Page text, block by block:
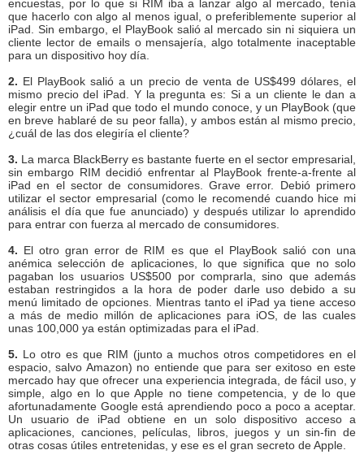
encuestas, por lo que si RIM iba a lanzar algo al mercado, tenía
que hacerlo con algo al menos igual, o preferiblemente superior al
iPad. Sin embargo, el PlayBook salió al mercado sin ni siquiera un
cliente lector de emails o mensajería, algo totalmente inaceptable
para un dispositivo hoy día.
2. El PlayBook salió a un precio de venta de US$499 dólares, el
mismo precio del iPad. Y la pregunta es: Si a un cliente le dan a
elegir entre un iPad que todo el mundo conoce, y un PlayBook (que
en breve hablaré de su peor falla), y ambos están al mismo precio,
¿cuál de las dos elegiría el cliente?
3. La marca BlackBerry es bastante fuerte en el sector empresarial,
sin embargo RIM decidió enfrentar al PlayBook frente-a-frente al
iPad en el sector de consumidores. Grave error. Debió primero
utilizar el sector empresarial (como le recomendé cuando hice mi
análisis el día que fue anunciado) y después utilizar lo aprendido
para entrar con fuerza al mercado de consumidores.
4. El otro gran error de RIM es que el PlayBook salió con una
anémica selección de aplicaciones, lo que significa que no solo
pagaban los usuarios US$500 por comprarla, sino que además
estaban restringidos a la hora de poder darle uso debido a su
menú limitado de opciones. Mientras tanto el iPad ya tiene acceso
a más de medio millón de aplicaciones para iOS, de las cuales
unas 100,000 ya están optimizadas para el iPad.
5. Lo otro es que RIM (junto a muchos otros competidores en el
espacio, salvo Amazon) no entiende que para ser exitoso en este
mercado hay que ofrecer una experiencia integrada, de fácil uso, y
simple, algo en lo que Apple no tiene competencia, y de lo que
afortunadamente Google está aprendiendo poco a poco a aceptar.
Un usuario de iPad obtiene en un solo dispositivo acceso a
aplicaciones, canciones, películas, libros, juegos y un sin-fin de
otras cosas útiles entretenidas, y ese es el gran secreto de Apple.